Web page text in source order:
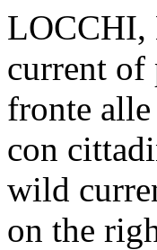
LOCCHI,
current
fronte
con
wild
on the